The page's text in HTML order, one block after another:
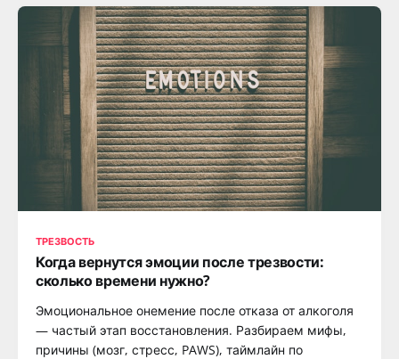
ТРЕЗВОСТЬ
Когда вернутся эмоции после трезвости:
сколько времени нужно?
Эмоциональное онемение после отказа от алкоголя
— частый этап восстановления. Разбираем мифы,
причины (мозг, стресс, PAWS), таймлайн по